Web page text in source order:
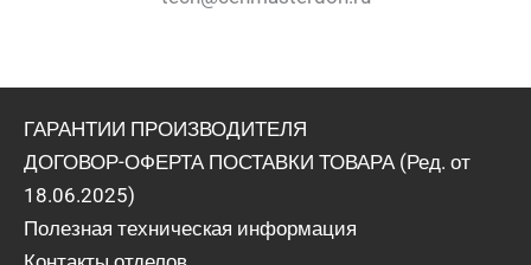
ГАРАНТИИ ПРОИЗВОДИТЕЛЯ
ДОГОВОР-ОФЕРТА ПОСТАВКИ ТОВАРА (Ред. от
18.06.2025)
Полезная техническая информация